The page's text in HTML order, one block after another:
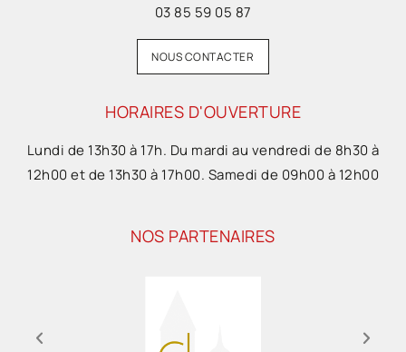
03 85 59 05 87
NOUS CONTACTER
HORAIRES D'OUVERTURE
Lundi de 13h30 à 17h. Du mardi au vendredi de 8h30 à
12h00 et de 13h30 à 17h00. Samedi de 09h00 à 12h00
NOS PARTENAIRES